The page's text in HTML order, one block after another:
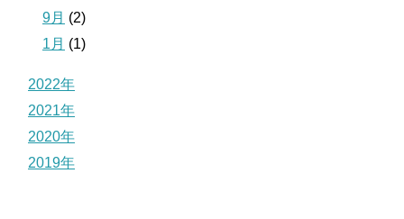
9月 (2)
1月 (1)
2022年
2021年
2020年
2019年